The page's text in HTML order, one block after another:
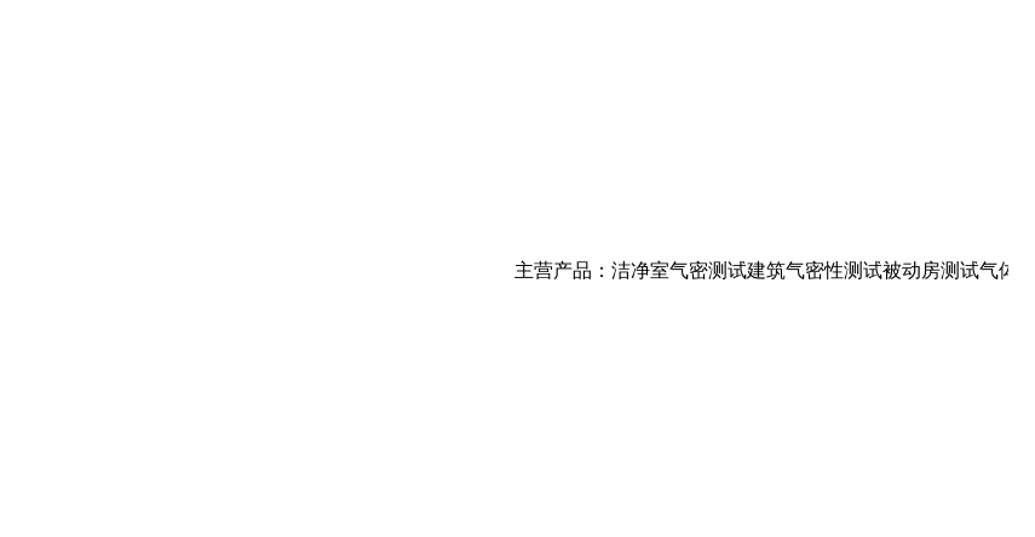
主营产品： 洁净室气密测试建筑气密性测试被动房测试气体